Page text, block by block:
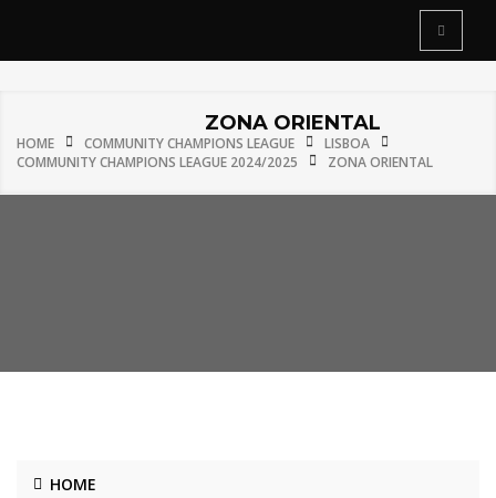
ZONA ORIENTAL
HOME COMMUNITY CHAMPIONS LEAGUE
LISBOA
COMMUNITY CHAMPIONS LEAGUE 2024/2025
ZONA ORIENTAL
HOME